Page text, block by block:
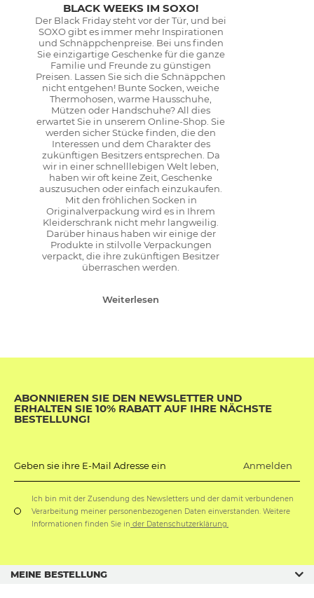
BLACK WEEKS IM SOXO!
Der Black Friday steht vor der Tür, und bei
SOXO gibt es immer mehr Inspirationen
und Schnäppchenpreise. Bei uns finden
Sie einzigartige Geschenke für die ganze
Familie und Freunde zu günstigen
Preisen. Lassen Sie sich die Schnäppchen
nicht entgehen! Bunte Socken, weiche
Thermohosen, warme Hausschuhe,
Mützen oder Handschuhe? All dies
erwartet Sie in unserem Online-Shop. Sie
werden sicher Stücke finden, die den
Interessen und dem Charakter des
zukünftigen Besitzers entsprechen. Da
wir in einer schnelllebigen Welt leben,
haben wir oft keine Zeit, Geschenke
auszusuchen oder einfach einzukaufen.
Mit den fröhlichen Socken in
Originalverpackung wird es in Ihrem
Kleiderschrank nicht mehr langweilig.
Darüber hinaus haben wir einige der
Produkte in stilvolle Verpackungen
verpackt, die ihre zukünftigen Besitzer
überraschen werden.
Weiterlesen
ABONNIEREN SIE DEN NEWSLETTER UND
ERHALTEN SIE 10% RABATT AUF IHRE NÄCHSTE
BESTELLUNG!
Geben sie ihre E-Mail Adresse ein Anmelden
Ich bin mit der Zusendung des Newsletters und der damit verbundenen
Verarbeitung meiner personenbezogenen Daten einverstanden. Weitere
Informationen finden Sie in der Datenschutzerklärung.
MEINE BESTELLUNG